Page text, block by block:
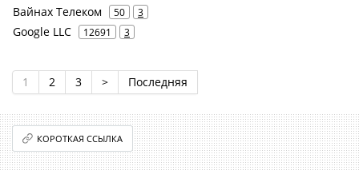
Вайнах Телеком 50 3
Google LLC 12691 3
1 2 3 > Последняя
КОРОТКАЯ ССЫЛКА